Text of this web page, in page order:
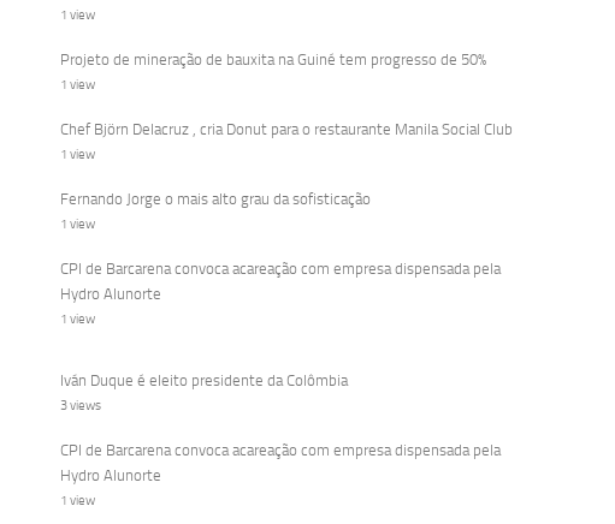
1 view
Projeto de mineração de bauxita na Guiné tem progresso de 50%
1 view
Chef Björn Delacruz , cria Donut para o restaurante Manila Social Club
1 view
Fernando Jorge o mais alto grau da sofisticação
1 view
CPI de Barcarena convoca acareação com empresa dispensada pela
Hydro Alunorte
1 view
Iván Duque é eleito presidente da Colômbia
3 views
CPI de Barcarena convoca acareação com empresa dispensada pela
Hydro Alunorte
1 view